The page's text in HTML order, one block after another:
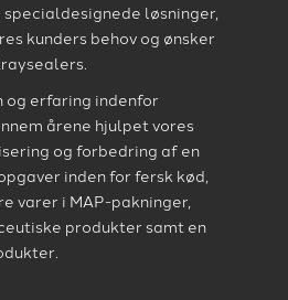
løsninger,
kunders behov og ønsker
og erfaring indenfor
årene hjulpet vores
og forbedring af en
inden for fersk kød,
varer i MAP-pakninger,
produkter samt en